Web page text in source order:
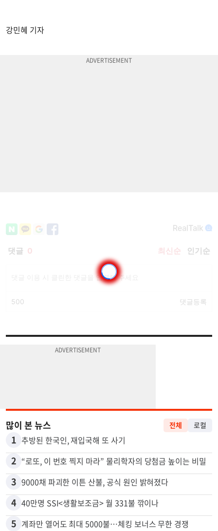
강민혜 기자
많이 본 뉴스 전체 로컬
1 추방된 한국인, 재입국해 또 사기
2 “로또, 이 번호 찍지 마라” 물리학자의 당첨금 높이는 비밀
3 9000채 파괴한 이튼 산불, 공식 원인 밝혀졌다
4 40만명 SSI<생활보조금> 월 331불 깎이나
5 계좌만 열어도 최대 5000불…체킹 보너스 무한 경쟁